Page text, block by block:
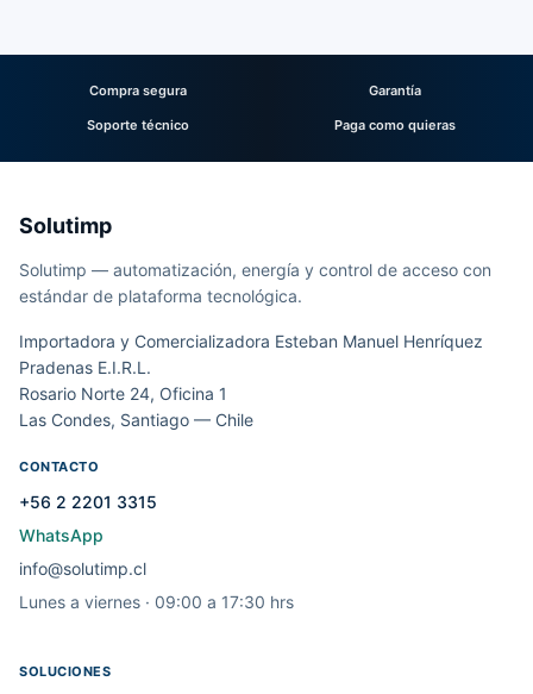
Compra segura Garantía
Soporte técnico Paga como quieras
Solutimp
Solutimp — automatización, energía y control de acceso con
estándar de plataforma tecnológica.
Importadora y Comercializadora Esteban Manuel Henríquez
Pradenas E.I.R.L.
Rosario Norte 24, Oficina 1
Las Condes, Santiago — Chile
CONTACTO
+56 2 2201 3315
WhatsApp
info@solutimp.cl
Lunes a viernes · 09:00 a 17:30 hrs
SOLUCIONES